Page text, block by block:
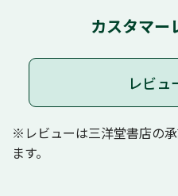
カスタマー
レビュ
※レビューは三洋堂書店の
ます。